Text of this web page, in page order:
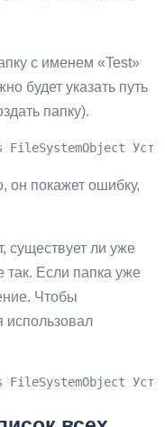
с именем «Test»
будет указать путь
папку).
FileSystemObject
он покажет ошибку,
существует ли уже
так. Если папка уже
Чтобы
использовал
FileSystemObject